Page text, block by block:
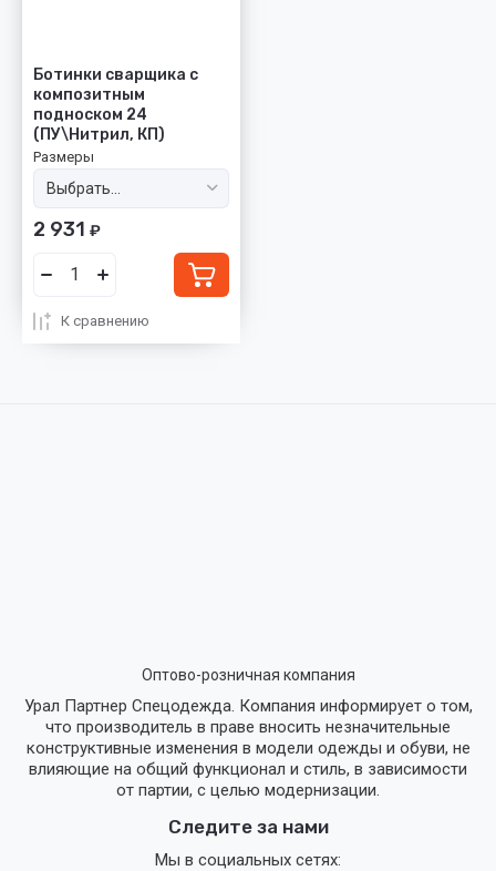
Ботинки сварщика с
композитным
подноском 24
(ПУ\Нитрил, КП)
Размеры
2 931 ₽
К сравнению
Оптово-розничная компания
Урал Партнер Спецодежда. Компания информирует о том,
что производитель в праве вносить незначительные
конструктивные изменения в модели одежды и обуви, не
влияющие на общий функционал и стиль, в зависимости
от партии, с целью модернизации.
Следите за нами
Мы в социальных сетях: